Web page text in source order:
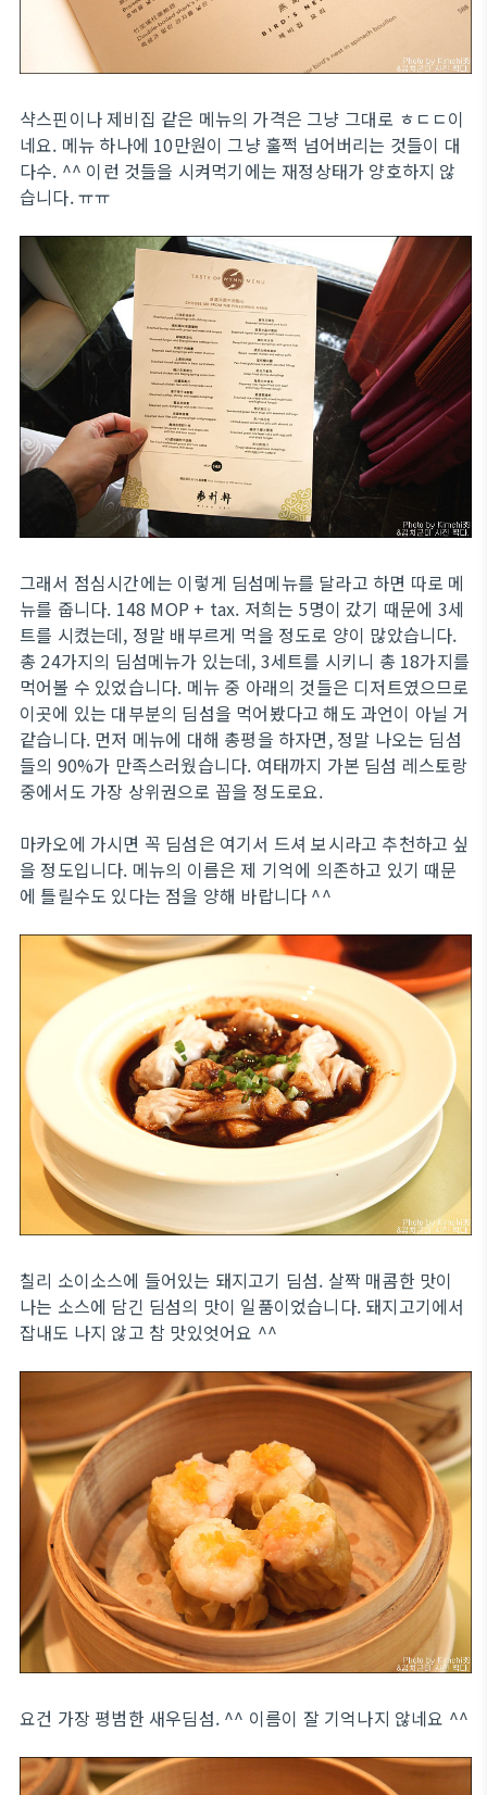
샥스핀이나 제비집 같은 메뉴의 가격은 그냥 그대로 ㅎㄷㄷ이
네요. 메뉴 하나에 10만원이 그냥 훌쩍 넘어버리는 것들이 대
다수. ^^ 이런 것들을 시켜먹기에는 재정상태가 양호하지 않
습니다. ㅠㅠ
그래서 점심시간에는 이렇게 딤섬메뉴를 달라고 하면 따로 메
뉴를 줍니다. 148 MOP + tax. 저희는 5명이 갔기 때문에 3세
트를 시켰는데, 정말 배부르게 먹을 정도로 양이 많았습니다.
총 24가지의 딤섬메뉴가 있는데, 3세트를 시키니 총 18가지를
먹어볼 수 있었습니다. 메뉴 중 아래의 것들은 디저트였으므로
이곳에 있는 대부분의 딤섬을 먹어봤다고 해도 과언이 아닐 거
같습니다. 먼저 메뉴에 대해 총평을 하자면, 정말 나오는 딤섬
들의 90%가 만족스러웠습니다. 여태까지 가본 딤섬 레스토랑
중에서도 가장 상위권으로 꼽을 정도로요.
마카오에 가시면 꼭 딤섬은 여기서 드셔 보시라고 추천하고 싶
을 정도입니다. 메뉴의 이름은 제 기억에 의존하고 있기 때문
에 틀릴수도 있다는 점을 양해 바랍니다 ^^
칠리 소이소스에 들어있는 돼지고기 딤섬. 살짝 매콤한 맛이
나는 소스에 담긴 딤섬의 맛이 일품이었습니다. 돼지고기에서
잡내도 나지 않고 참 맛있엇어요 ^^
요건 가장 평범한 새우딤섬. ^^ 이름이 잘 기억나지 않네요 ^^